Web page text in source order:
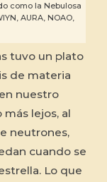
como la Nebulosa
AURA, NOAO,
tuvo un plato
de materia
nuestro
lejos, al
neutrones,
cuando se
Lo que